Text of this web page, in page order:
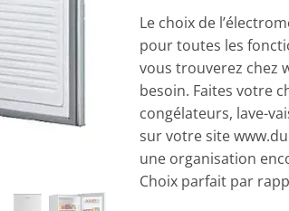
Le choix de
pour toutes les
vous trouverez chez
besoin. Faites votre
congélateurs, lave-
sur votre site
une organisation
Choix parfait par